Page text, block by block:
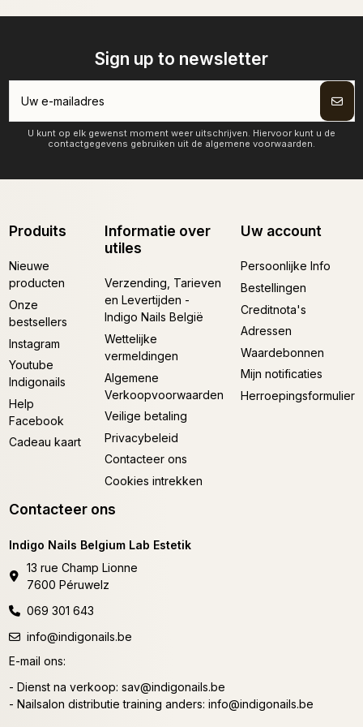
Sign up to newsletter
U kunt op elk gewenst moment weer uitschrijven. Hiervoor kunt u de
contactgegevens gebruiken uit de algemene voorwaarden.
Produits
Nieuwe
producten
Onze
bestsellers
Instagram
Youtube
Indigonails
Help
Facebook
Cadeau kaart
Informatie over
utiles
Verzending, Tarieven
en Levertijden -
Indigo Nails België
Wettelijke
vermeldingen
Algemene
Verkoopvoorwaarden
Veilige betaling
Privacybeleid
Contacteer ons
Cookies intrekken
Uw account
Persoonlijke Info
Bestellingen
Creditnota's
Adressen
Waardebonnen
Mijn notificaties
Herroepingsformulier
Contacteer ons
Indigo Nails Belgium Lab Estetik
13 rue Champ Lionne
7600 Péruwelz
069 301 643
info@indigonails.be
E-mail ons:
- Dienst na verkoop: sav@indigonails.be
- Nailsalon distributie training anders: info@indigonails.be